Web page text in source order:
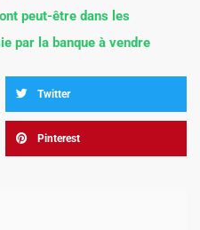
peut-être dans les
par la banque à vendre
Twitter
Pinterest